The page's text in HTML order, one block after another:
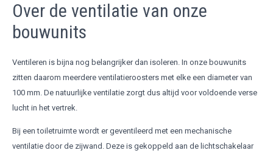
Over de ventilatie van onze
bouwunits
Ventileren is bijna nog belangrijker dan isoleren. In onze bouwunits
zitten daarom meerdere ventilatieroosters met elke een diameter van
100 mm. De natuurlijke ventilatie zorgt dus altijd voor voldoende verse
lucht in het vertrek.
Bij een toiletruimte wordt er geventileerd met een mechanische
ventilatie door de zijwand. Deze is gekoppeld aan de lichtschakelaar